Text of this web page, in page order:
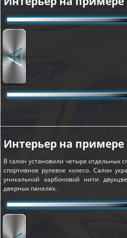
Интерьер на примере
В салон установили четыре отдельных
спортивное рулевое колесо. Салон
уникальной карбоновой нити
дверных панелях.